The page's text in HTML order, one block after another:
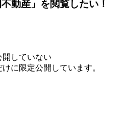
していない
に限定公開しています。